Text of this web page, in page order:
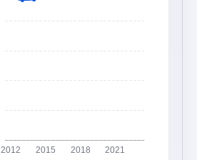
2012 2015 2018 2021